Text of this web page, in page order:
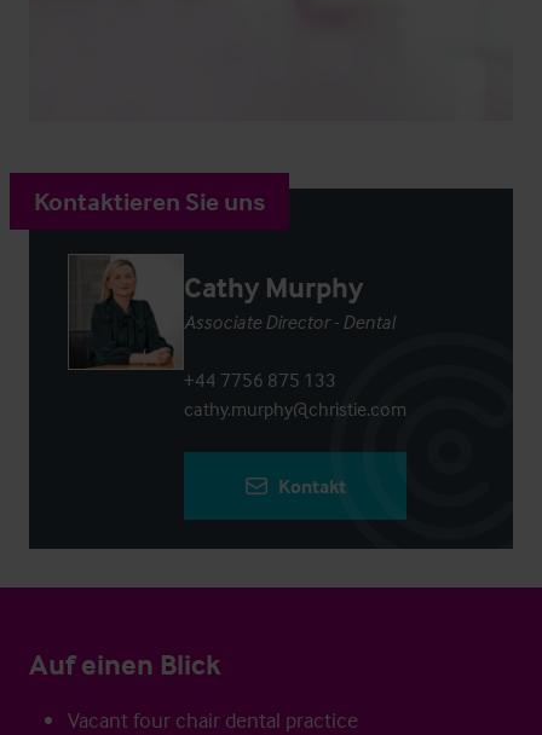
Kontaktieren Sie uns
Cathy Murphy
Associate Director - Dental
+44 7756 875 133
cathy.murphy@christie.com
Kontakt
Auf einen Blick
Vacant four chair dental practice